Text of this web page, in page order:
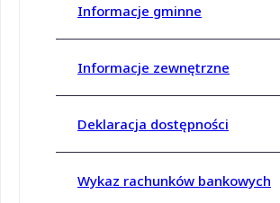
Informacje gminne
Informacje zewnętrzne
Deklaracja dostępności
Wykaz rachunków bankowych